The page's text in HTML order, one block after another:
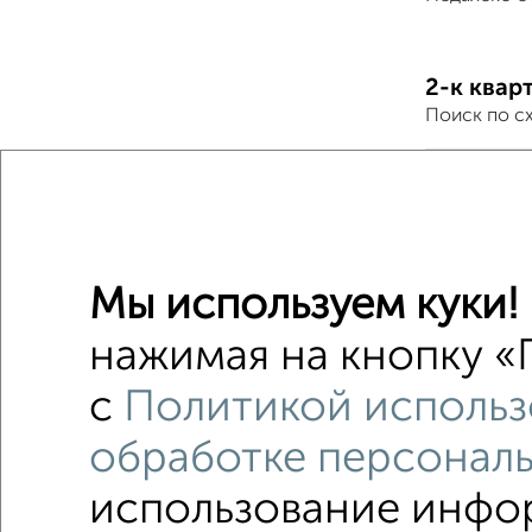
2-к
Поиск по
Можно
не
Цена до
Мы используем куки!
нажимая на кнопку
с Политикой
обработке
использование